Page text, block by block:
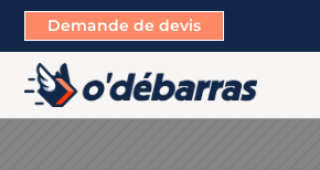
Demande de devis